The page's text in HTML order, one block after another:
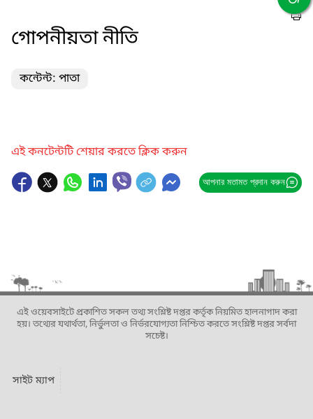
গোপনীয়তা নীতি
কন্টেন্ট: পাতা
এই কনটেন্টটি শেয়ার করতে ক্লিক করুন
আপনার মতামত প্রদান করুন
এই ওয়েবসাইটে প্রকাশিত সকল তথ্য সংশ্লিষ্ট দপ্তর কর্তৃক নিয়মিত হালনাগাদ করা
হয়। তথ্যের যথার্থতা, নির্ভুলতা ও নির্ভরযোগ্যতা নিশ্চিত করতে সংশ্লিষ্ট দপ্তর সর্বদা
সচেষ্ট।
সাইট ম্যাপ